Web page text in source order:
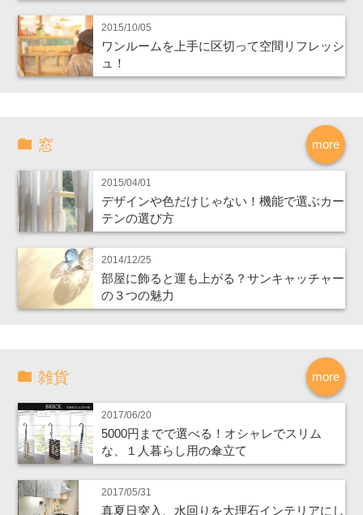
2015/10/05
ワンルームを上手に区切って空間リフレッシ
ュ！
more
窓
2015/04/01
デザインや色だけじゃない！機能で選ぶカー
テンの選び方
2014/12/25
部屋に飾ると運も上がる？サンキャッチャー
の３つの魅力
more
雑貨
2017/06/20
5000円までで選べる！オシャレでスリム
な、１人暮らし用の傘立て
2017/05/31
真夏日突入、水回りを大理石インテリアにし